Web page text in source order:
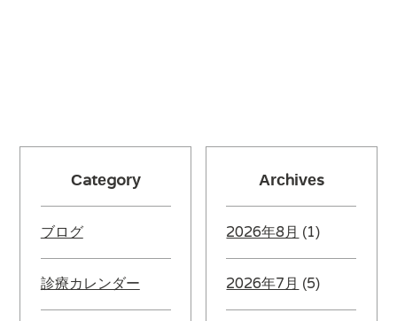
Category
ブログ
診療カレンダー
Archives
2026年8月 (1)
2026年7月 (5)